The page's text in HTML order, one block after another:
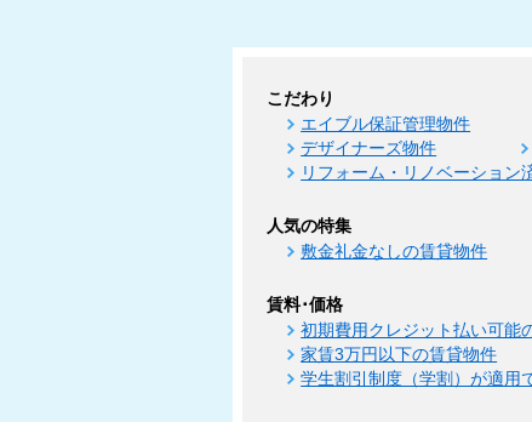
こだわり
エイブル保証管理物件
デザイナーズ物件
リフォーム・リノベーション
人気の特集
敷金礼金なしの賃貸物件
賃料･価格
初期費用クレジット払い可能
家賃3万円以下の賃貸物件
学生割引制度（学割）が適用